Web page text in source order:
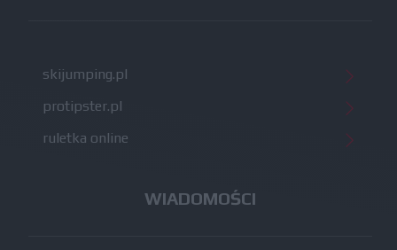
skijumping.pl
protipster.pl
ruletka online
WIADOMOŚCI